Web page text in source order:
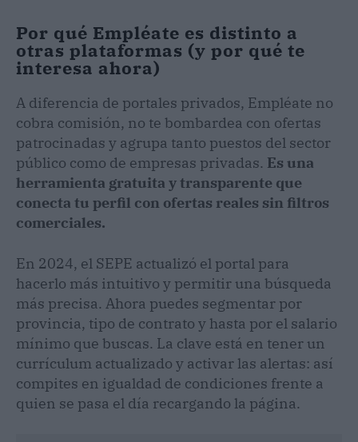
Por qué Empléate es distinto a
otras plataformas (y por qué te
interesa ahora)
A diferencia de portales privados, Empléate no
cobra comisión, no te bombardea con ofertas
patrocinadas y agrupa tanto puestos del sector
público como de empresas privadas. Es una
herramienta gratuita y transparente que
conecta tu perfil con ofertas reales sin filtros
comerciales.
En 2024, el SEPE actualizó el portal para
hacerlo más intuitivo y permitir una búsqueda
más precisa. Ahora puedes segmentar por
provincia, tipo de contrato y hasta por el salario
mínimo que buscas. La clave está en tener un
currículum actualizado y activar las alertas: así
compites en igualdad de condiciones frente a
quien se pasa el día recargando la página.